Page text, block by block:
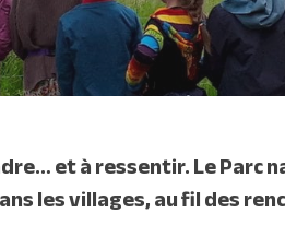
et à ressentir. Le
les villages, au fil des